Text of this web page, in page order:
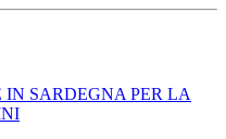
IN SARDEGNA PER LA